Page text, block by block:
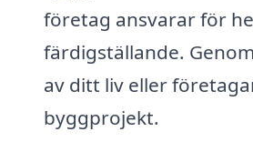
företag ansvarar för
färdigställande.
av ditt liv eller
byggprojekt.